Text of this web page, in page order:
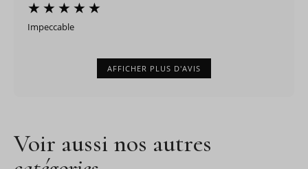
Impeccable
AFFICHER PLUS D'AVIS
Voir aussi nos autres